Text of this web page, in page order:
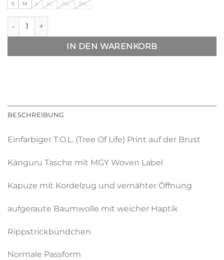
S M L XL 2XL 3XL
T.O.L. Hood Sweater - sand melange-brown Menge
IN DEN WARENKORB
BESCHREIBUNG
Einfarbiger T.O.L. (Tree Of Life) Print auf der Brust
Känguru Tasche mit MGY Woven Label
Kapuze mit Kordelzug und vernähter Öffnung
aufgeraute Baumwolle mit weicher Haptik
Rippstrickbündchen
Normale Passform